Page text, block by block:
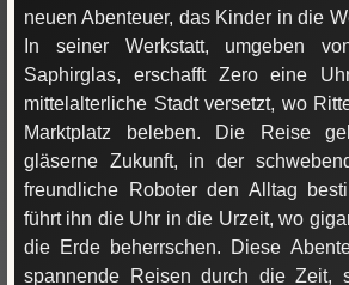
neuen Abenteuer, das Kinder in die
In seiner Werkstatt, umgeben
Saphirglas, erschafft Zero eine
mittelalterliche Stadt versetzt, wo
Marktplatz beleben. Die Reise
gläserne Zukunft, in der
freundliche Roboter den Alltag
führt ihn die Uhr in die Urzeit, wo
die Erde beherrschen. Diese
spannende Reisen durch die Zeit,